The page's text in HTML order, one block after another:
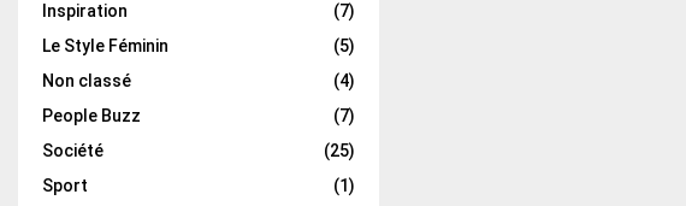
Inspiration
(7)
Le Style Féminin
(5)
Non classé
(4)
People Buzz
(7)
Société
(25)
Sport
(1)